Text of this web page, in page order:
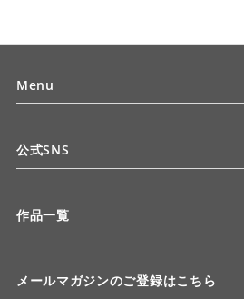
Menu
公式SNS
作品一覧
メールマガジンのご登録はこちら